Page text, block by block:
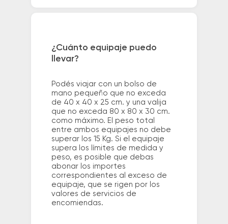
¿Cuánto equipaje puedo
llevar?
Podés viajar con un bolso de
mano pequeño que no exceda
de 40 x 40 x 25 cm. y una valija
que no exceda 80 x 80 x 30 cm.
como máximo. El peso total
entre ambos equipajes no debe
superar los 15 Kg. Si el equipaje
supera los límites de medida y
peso, es posible que debas
abonar los importes
correspondientes al exceso de
equipaje, que se rigen por los
valores de servicios de
encomiendas.